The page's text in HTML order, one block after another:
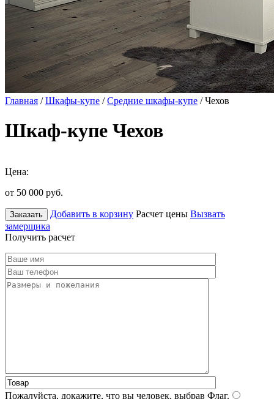
Главная /Шкафы-купе /Средние шкафы-купе / Чехов
Шкаф-купе Чехов
Цена:
от 50 000 руб.
Заказать Добавить в корзину Расчет цены Вызвать
замерщика
Получить расчет
Пожалуйста, докажите, что вы человек, выбрав Флаг.